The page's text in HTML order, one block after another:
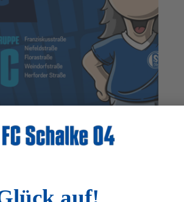
Highlight für die Kinder aus